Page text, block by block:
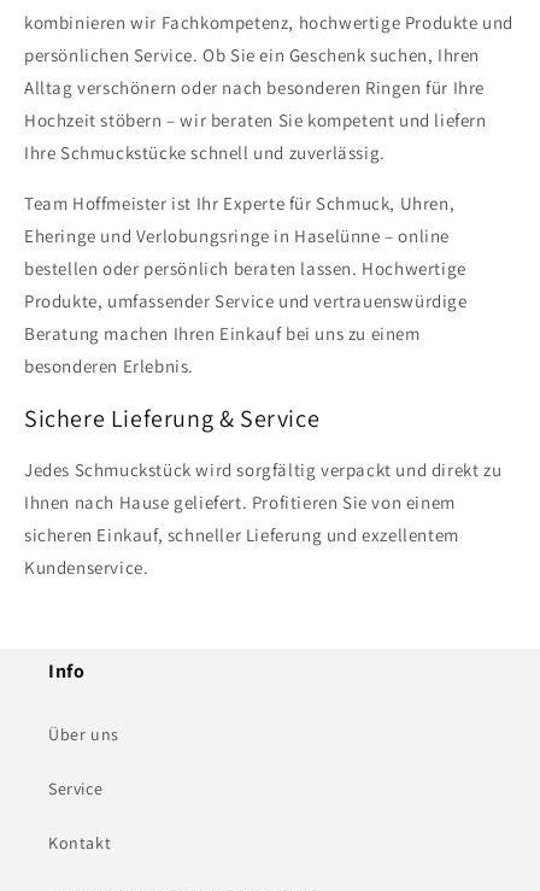
kombinieren wir Fachkompetenz, hochwertige Produkte und
persönlichen Service. Ob Sie ein Geschenk suchen, Ihren
Alltag verschönern oder nach besonderen Ringen für Ihre
Hochzeit stöbern – wir beraten Sie kompetent und liefern
Ihre Schmuckstücke schnell und zuverlässig.
Team Hoffmeister ist Ihr Experte für Schmuck, Uhren,
Eheringe und Verlobungsringe in Haselünne – online
bestellen oder persönlich beraten lassen. Hochwertige
Produkte, umfassender Service und vertrauenswürdige
Beratung machen Ihren Einkauf bei uns zu einem
besonderen Erlebnis.
Sichere Lieferung & Service
Jedes Schmuckstück wird sorgfältig verpackt und direkt zu
Ihnen nach Hause geliefert. Profitieren Sie von einem
sicheren Einkauf, schneller Lieferung und exzellentem
Kundenservice.
Info
Über uns
Service
Kontakt